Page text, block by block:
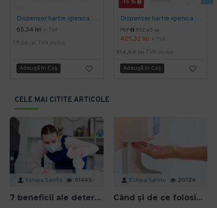
Dispenser hartie igienica mini Jumbo Tork alb
65,34 lei + TVA
79,06 lei TVA inclus
Adaugă în Coş
-15 %
Dispenser hartie igienica pliata, inox finisaj satinat, Mediclinics
PRP 502,65 lei
425,32 lei + TVA
514,64 lei TVA inclus
Adaugă în Coş
CELE MAI CITITE ARTICOLE
Echipa Sanito 51445
7 beneficii ale detergenților bio pentru mediu și sănătate în spațiile profesionale
Echipa Sanito 20724
Când și de ce folosim gelul dezinfectant? Ghid aplicat pentru organizații